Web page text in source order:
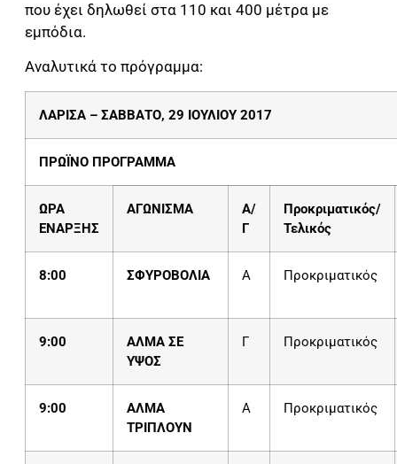
που έχει δηλωθεί στα 110 και 400 μέτρα με
εμπόδια.
Αναλυτικά το πρόγραμμα:
ΛΑΡΙΣΑ – ΣΑΒΒΑΤΟ, 29 ΙΟΥΛΙΟΥ 2017
ΠΡΩΪΝΟ ΠΡΟΓΡΑΜΜΑ
ΩΡΑ
ΕΝΑΡΞΗΣ
ΑΓΩΝΙΣΜΑ
Α/
Γ
Προκριματικός/
Τελικός
8:00 ΣΦΥΡΟΒΟΛΙΑ Α Προκριματικός
9:00
ΑΛΜΑ ΣΕ
ΥΨΟΣ
Γ Προκριματικός
9:00
ΑΛΜΑ
ΤΡΙΠΛΟΥΝ
Α Προκριματικός